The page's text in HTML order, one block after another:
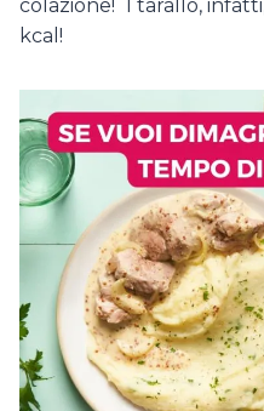
colazione! 1 tarallo,
kcal!